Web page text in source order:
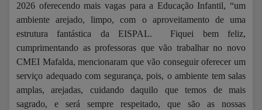
2026 oferecendo mais vagas para a Educação Infantil, “um
ambiente arejado, limpo, com o aproveitamento de uma
estrutura fantástica da EISPAL. Fiquei bem feliz,
cumprimentando as professoras que vão trabalhar no novo
CMEI Mafalda, mencionaram que vão conseguir oferecer um
serviço adequado com segurança, pois, o ambiente tem salas
amplas, arejadas, cuidando daquilo que temos de mais
sagrado, e será sempre respeitado, que são as nossas